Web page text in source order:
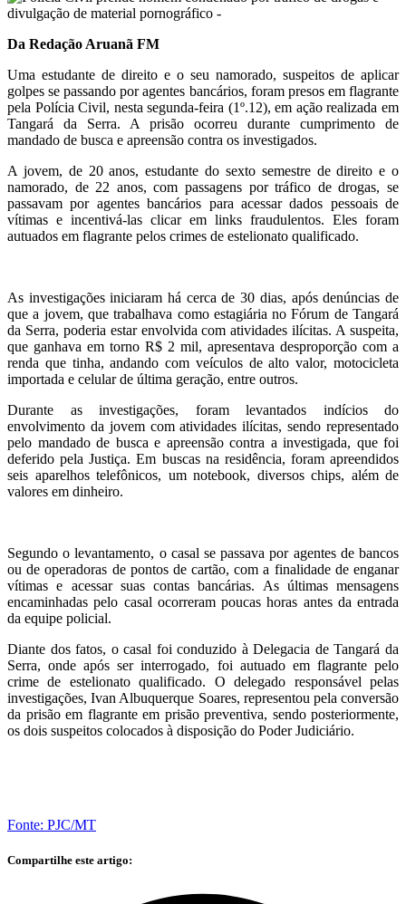
Da Redação Aruanã FM
Uma estudante de direito e o seu namorado, suspeitos de aplicar
golpes se passando por agentes bancários, foram presos em flagrante
pela Polícia Civil, nesta segunda-feira (1º.12), em ação realizada em
Tangará da Serra. A prisão ocorreu durante cumprimento de
mandado de busca e apreensão contra os investigados.
A jovem, de 20 anos, estudante do sexto semestre de direito e o
namorado, de 22 anos, com passagens por tráfico de drogas, se
passavam por agentes bancários para acessar dados pessoais de
vítimas e incentivá-las clicar em links fraudulentos. Eles foram
autuados em flagrante pelos crimes de estelionato qualificado.
As investigações iniciaram há cerca de 30 dias, após denúncias de
que a jovem, que trabalhava como estagiária no Fórum de Tangará
da Serra, poderia estar envolvida com atividades ilícitas. A suspeita,
que ganhava em torno R$ 2 mil, apresentava desproporção com a
renda que tinha, andando com veículos de alto valor, motocicleta
importada e celular de última geração, entre outros.
Durante as investigações, foram levantados indícios do
envolvimento da jovem com atividades ilícitas, sendo representado
pelo mandado de busca e apreensão contra a investigada, que foi
deferido pela Justiça. Em buscas na residência, foram apreendidos
seis aparelhos telefônicos, um notebook, diversos chips, além de
valores em dinheiro.
Segundo o levantamento, o casal se passava por agentes de bancos
ou de operadoras de pontos de cartão, com a finalidade de enganar
vítimas e acessar suas contas bancárias. As últimas mensagens
encaminhadas pelo casal ocorreram poucas horas antes da entrada
da equipe policial.
Diante dos fatos, o casal foi conduzido à Delegacia de Tangará da
Serra, onde após ser interrogado, foi autuado em flagrante pelo
crime de estelionato qualificado. O delegado responsável pelas
investigações, Ivan Albuquerque Soares, representou pela conversão
da prisão em flagrante em prisão preventiva, sendo posteriormente,
os dois suspeitos colocados à disposição do Poder Judiciário.
Fonte: PJC/MT
Compartilhe este artigo: